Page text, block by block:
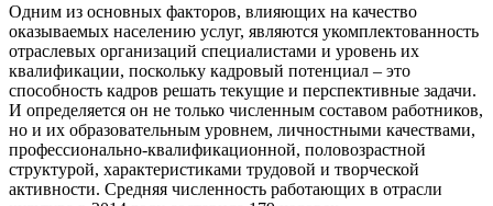
Одним из основных факторов, влияющих на качество
оказываемых населению услуг, являются укомплектованность
отраслевых организаций специалистами и уровень их
квалификации, поскольку кадровый потенциал – это
способность кадров решать текущие и перспективные задачи.
И определяется он не только численным составом работников,
но и их образовательным уровнем, личностными качествами,
профессионально-квалификационной, половозрастной
структурой, характеристиками трудовой и творческой
активности. Средняя численность работающих в отрасли